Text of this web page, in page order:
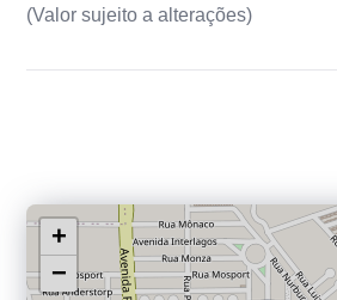
(Valor sujeito a alterações)
+
−